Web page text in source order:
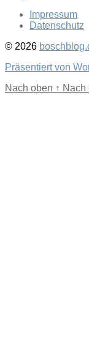
Impressum
Datenschutz
© 2026
Präsentiert von
Nach oben ↑ Nach